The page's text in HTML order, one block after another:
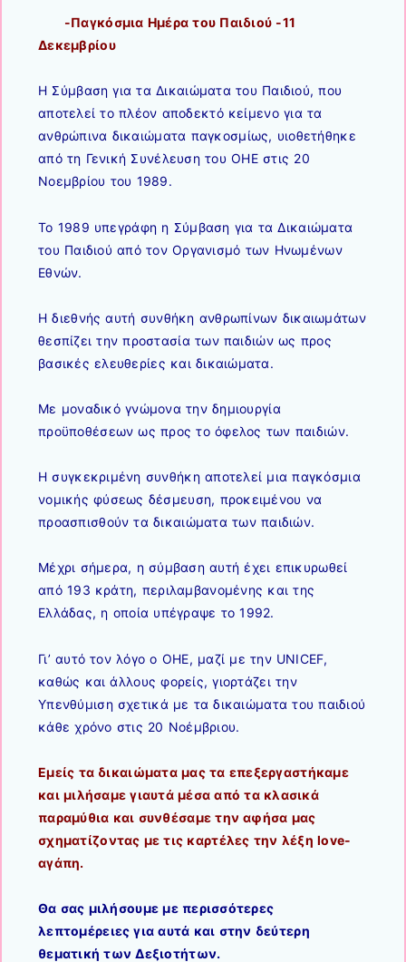
-Παγκόσμια Ημέρα του Παιδιού -11
Δεκεμβρίου
Η Σύμβαση για τα Δικαιώματα του Παιδιού, που
αποτελεί το πλέον αποδεκτό κείμενο για τα
ανθρώπινα δικαιώματα παγκοσμίως, υιοθετήθηκε
από τη Γενική Συνέλευση του ΟΗΕ στις 20
Νοεμβρίου του 1989.
Το 1989 υπεγράφη η Σύμβαση για τα Δικαιώματα
του Παιδιού από τον Οργανισμό των Ηνωμένων
Εθνών.
Η διεθνής αυτή συνθήκη ανθρωπίνων δικαιωμάτων
θεσπίζει την προστασία των παιδιών ως προς
βασικές ελευθερίες και δικαιώματα.
Με μοναδικό γνώμονα την δημιουργία
προϋποθέσεων ως προς το όφελος των παιδιών.
Η συγκεκριμένη συνθήκη αποτελεί μια παγκόσμια
νομικής φύσεως δέσμευση, προκειμένου να
προασπισθούν τα δικαιώματα των παιδιών.
Μέχρι σήμερα, η σύμβαση αυτή έχει επικυρωθεί
από 193 κράτη, περιλαμβανομένης και της
Ελλάδας, η οποία υπέγραψε το 1992.
Γι’ αυτό τον λόγο ο ΟΗΕ, μαζί με την UNICEF,
καθώς και άλλους φορείς, γιορτάζει την
Υπενθύμιση σχετικά με τα δικαιώματα του παιδιού
κάθε χρόνο στις 20 Νοέμβριου.
Εμείς τα δικαιώματα μας τα επεξεργαστήκαμε
και μιλήσαμε γιαυτά μέσα από τα κλασικά
παραμύθια και συνθέσαμε την αφήσα μας
σχηματίζοντας με τις καρτέλες την λέξη love-
αγάπη.
Θα σας μιλήσουμε με περισσότερες
λεπτομέρειες για αυτά και στην δεύτερη
θεματική των Δεξιοτήτων.